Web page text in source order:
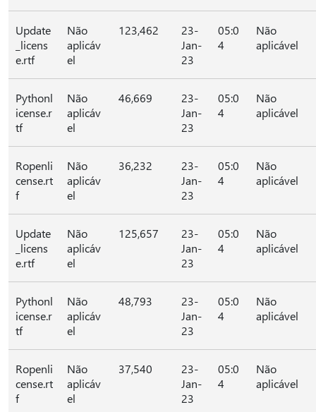
Update
_licens
e.rtf
Não
aplicáv
el
123,462
23-
Jan-
23
05:0
4
Não
aplicável
Pythonl
icense.r
tf
Não
aplicáv
el
46,669
23-
Jan-
23
05:0
4
Não
aplicável
Ropenli
cense.rt
f
Não
aplicáv
el
36,232
23-
Jan-
23
05:0
4
Não
aplicável
Update
_licens
e.rtf
Não
aplicáv
el
125,657
23-
Jan-
23
05:0
4
Não
aplicável
Pythonl
icense.r
tf
Não
aplicáv
el
48,793
23-
Jan-
23
05:0
4
Não
aplicável
Ropenli
cense.rt
f
Não
aplicáv
el
37,540
23-
Jan-
23
05:0
4
Não
aplicável